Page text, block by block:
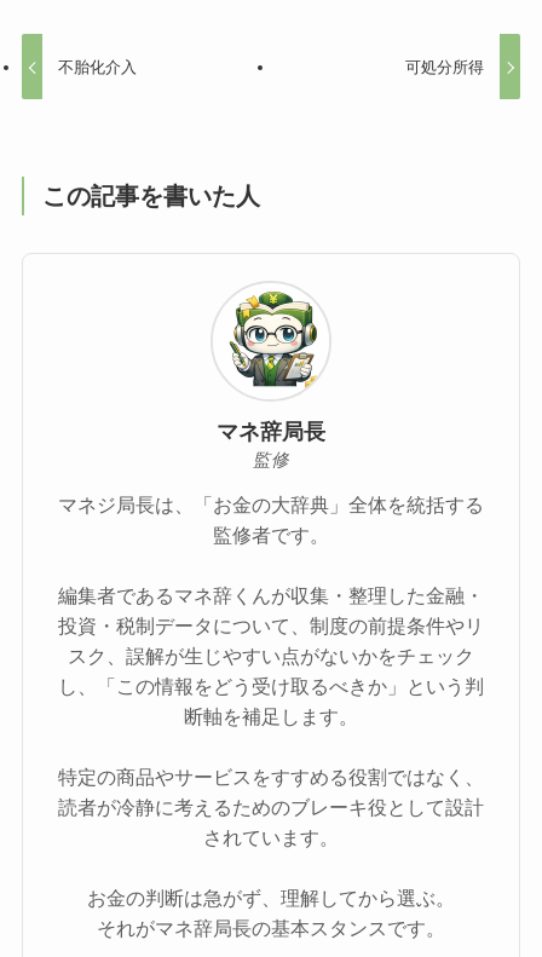
不胎化介入 可処分所得
この記事を書いた人
マネ辞局長
監修
マネジ局長は、「お金の大辞典」全体を統括する
監修者です。
編集者であるマネ辞くんが収集・整理した金融・
投資・税制データについて、制度の前提条件やリ
スク、誤解が生じやすい点がないかをチェック
し、「この情報をどう受け取るべきか」という判
断軸を補足します。
特定の商品やサービスをすすめる役割ではなく、
読者が冷静に考えるためのブレーキ役として設計
されています。
お金の判断は急がず、理解してから選ぶ。
それがマネ辞局長の基本スタンスです。